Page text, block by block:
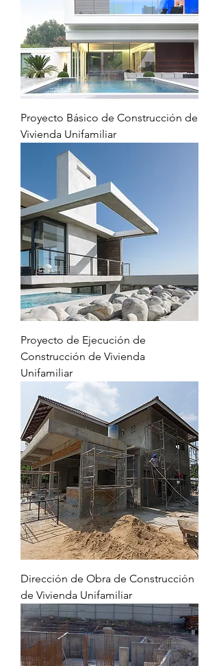
Proyecto Básico de Construcción de
Vivienda Unifamiliar
Proyecto de Ejecución de
Construcción de Vivienda
Unifamiliar
Dirección de Obra de Construcción
de Vivienda Unifamiliar